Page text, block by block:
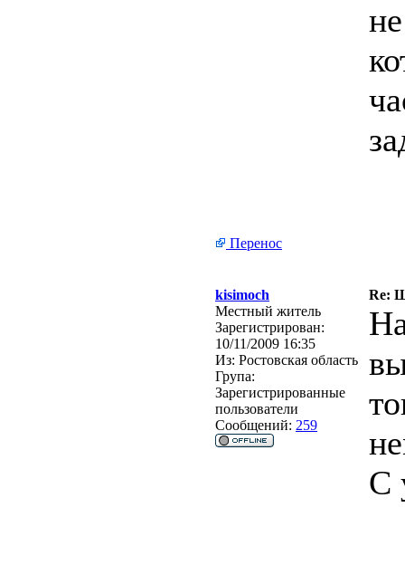
Перенос
kisimoch
Re:
Местный житель
Зарегистрирован:
10/11/2009 16:35
Из: Ростовская область
Група:
Зарегистрированные
пользователи
Сообщений: 259
С